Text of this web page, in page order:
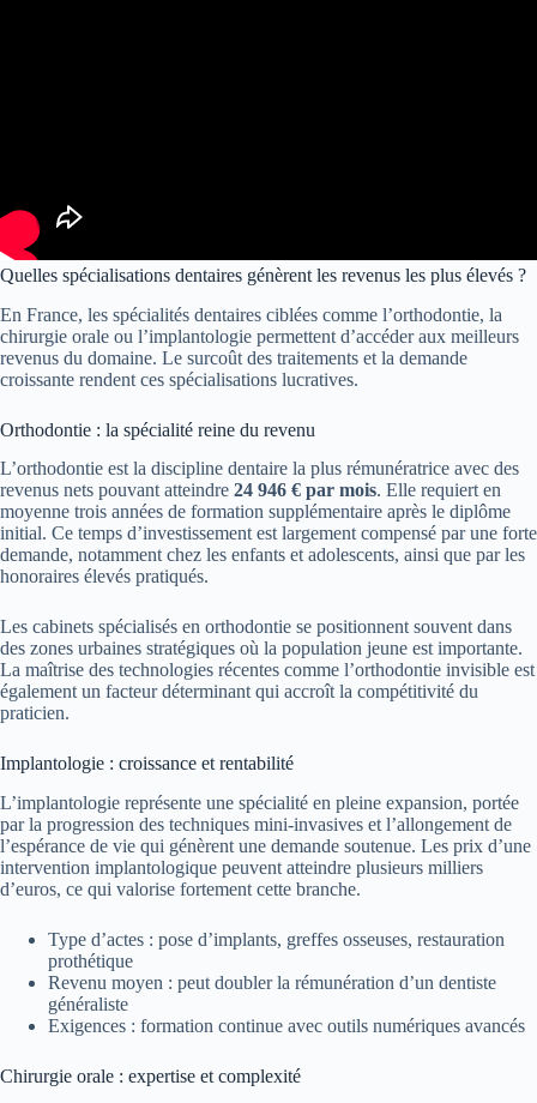
Quelles spécialisations dentaires génèrent les revenus les plus élevés ?
En France, les spécialités dentaires ciblées comme l’orthodontie, la
chirurgie orale ou l’implantologie permettent d’accéder aux meilleurs
revenus du domaine. Le surcoût des traitements et la demande
croissante rendent ces spécialisations lucratives.
Orthodontie : la spécialité reine du revenu
L’orthodontie est la discipline dentaire la plus rémunératrice avec des
revenus nets pouvant atteindre 24 946 € par mois. Elle requiert en
moyenne trois années de formation supplémentaire après le diplôme
initial. Ce temps d’investissement est largement compensé par une forte
demande, notamment chez les enfants et adolescents, ainsi que par les
honoraires élevés pratiqués.
Les cabinets spécialisés en orthodontie se positionnent souvent dans
des zones urbaines stratégiques où la population jeune est importante.
La maîtrise des technologies récentes comme l’orthodontie invisible est
également un facteur déterminant qui accroît la compétitivité du
praticien.
Implantologie : croissance et rentabilité
L’implantologie représente une spécialité en pleine expansion, portée
par la progression des techniques mini-invasives et l’allongement de
l’espérance de vie qui génèrent une demande soutenue. Les prix d’une
intervention implantologique peuvent atteindre plusieurs milliers
d’euros, ce qui valorise fortement cette branche.
Type d’actes : pose d’implants, greffes osseuses, restauration
prothétique
Revenu moyen : peut doubler la rémunération d’un dentiste
généraliste
Exigences : formation continue avec outils numériques avancés
Chirurgie orale : expertise et complexité